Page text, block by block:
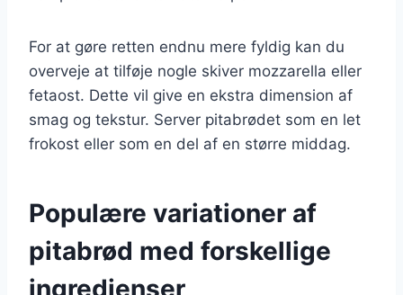
For at gøre retten endnu mere fyldig kan du
overveje at tilføje nogle skiver mozzarella eller
fetaost. Dette vil give en ekstra dimension af
smag og tekstur. Server pitabrødet som en let
frokost eller som en del af en større middag.
Populære variationer af
pitabrød med forskellige
ingredienser